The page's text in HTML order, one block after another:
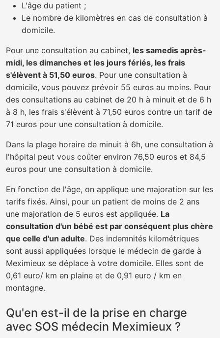
L'âge du patient ;
Le nombre de kilomètres en cas de consultation à
domicile.
Pour une consultation au cabinet, les samedis après-
midi, les dimanches et les jours fériés, les frais
s'élèvent à 51,50 euros. Pour une consultation à
domicile, vous pouvez prévoir 55 euros au moins. Pour
des consultations au cabinet de 20 h à minuit et de 6 h
à 8 h, les frais s'élèvent à 71,50 euros contre un tarif de
71 euros pour une consultation à domicile.
Dans la plage horaire de minuit à 6h, une consultation à
l'hôpital peut vous coûter environ 76,50 euros et 84,5
euros pour une consultation à domicile.
En fonction de l'âge, on applique une majoration sur les
tarifs fixés. Ainsi, pour un patient de moins de 2 ans
une majoration de 5 euros est appliquée. La
consultation d'un bébé est par conséquent plus chère
que celle d'un adulte. Des indemnités kilométriques
sont aussi appliquées lorsque le médecin de garde à
Meximieux se déplace à votre domicile. Elles sont de
0,61 euro/ km en plaine et de 0,91 euro / km en
montagne.
Qu'en est-il de la prise en charge
avec SOS médecin Meximieux ?